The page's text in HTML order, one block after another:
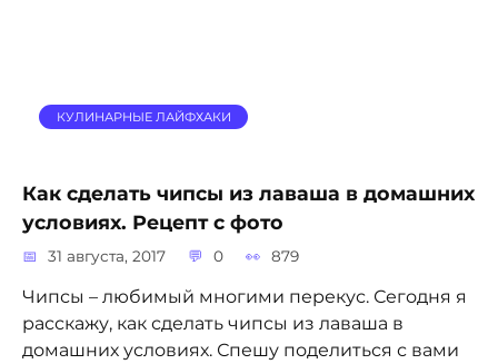
КУЛИНАРНЫЕ ЛАЙФХАКИ
Как сделать чипсы из лаваша в домашних
условиях. Рецепт с фото
31 августа, 2017 0 879
Чипсы – любимый многими перекус. Сегодня я
расскажу, как сделать чипсы из лаваша в
домашних условиях. Спешу поделиться с вами